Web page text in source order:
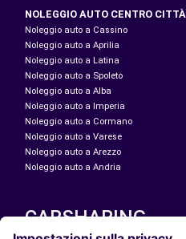
NOLEGGIO AUTO CENTRO CITTÀ
Noleggio auto a Cassino
Noleggio auto a Aprilia
Noleggio auto a Latina
Noleggio auto a Spoleto
Noleggio auto a Alba
Noleggio auto a Imperia
Noleggio auto a Cormano
Noleggio auto a Varese
Noleggio auto a Arezzo
Noleggio auto a Andria
CARSHARING